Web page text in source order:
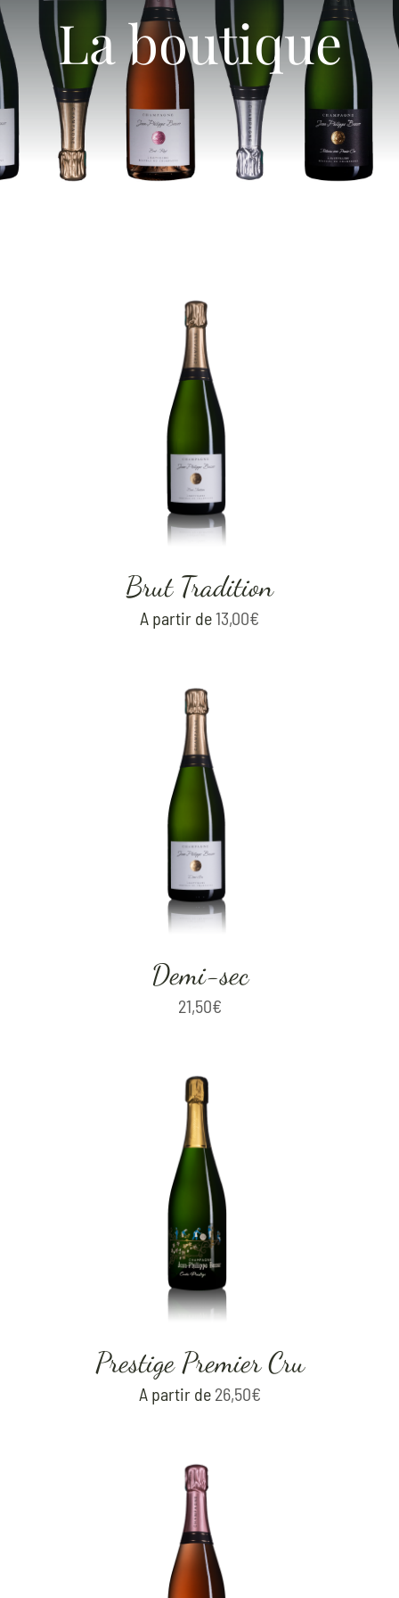
Notre Vignoble
Nos Champagnes
Actualités
Boutique
La boutique
Brut Tradition
A partir de13,00€
Demi-sec
21,50€
Prestige Premier Cru
A partir de 26,50€